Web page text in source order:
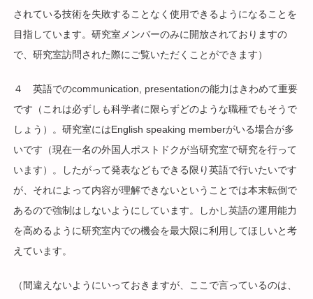
されている技術を失敗することなく使用できるようになることを
目指しています。研究室メンバーのみに開放されておりますの
で、研究室訪問された際にご覧いただくことができます）
４ 英語でのcommunication, presentationの能力はきわめて重要
です（これは必ずしも科学者に限らずどのような職種でもそうで
しょう）。研究室にはEnglish speaking memberがいる場合が多
いです（現在一名の外国人ポストドクが当研究室で研究を行って
います）。したがって発表などもできる限り英語で行いたいです
が、それによって内容が理解できないということでは本末転倒で
あるので強制はしないようにしています。しかし英語の運用能力
を高めるように研究室内での機会を最大限に利用してほしいと考
えています。
（間違えないようにいっておきますが、ここで言っているのは、